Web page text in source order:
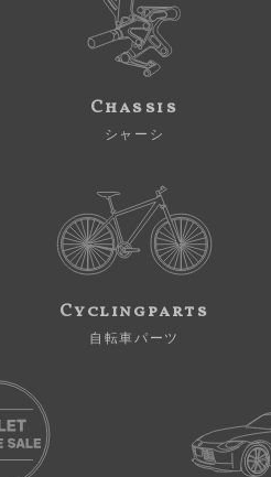
Chassis
シャーシ
Cyclingparts
自転車パーツ